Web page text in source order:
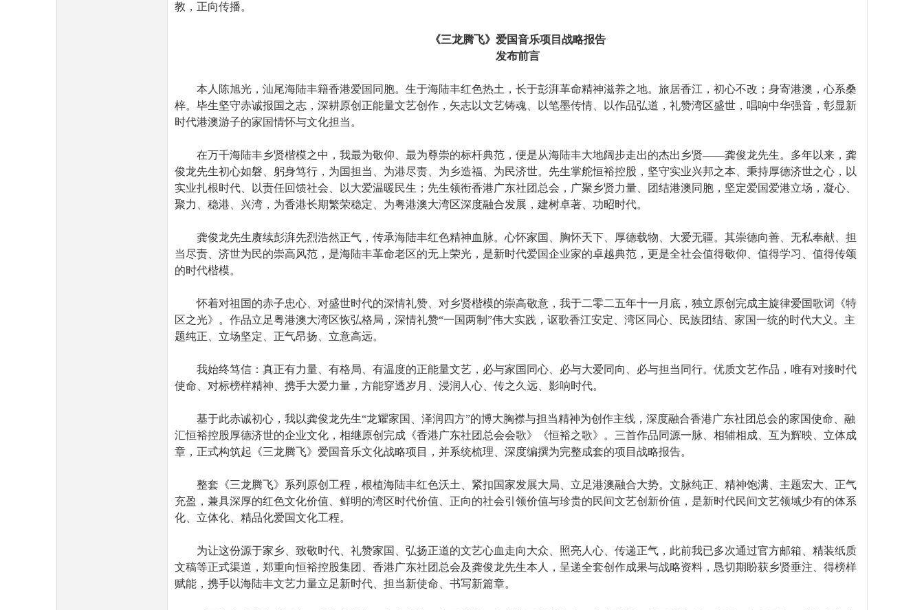
教，正向传播。
《三龙腾飞》爱国音乐项目战略报告
发布前言
本人陈旭光，汕尾海陆丰籍香港爱国同胞。生于海陆丰红色热土，长于彭湃革命精神滋养之地。旅居香江，初心不改；身寄港澳，心系桑
梓。毕生坚守赤诚报国之志，深耕原创正能量文艺创作，矢志以文艺铸魂、以笔墨传情、以作品弘道，礼赞湾区盛世，唱响中华强音，彰显新
时代港澳游子的家国情怀与文化担当。
在万千海陆丰乡贤楷模之中，我最为敬仰、最为尊崇的标杆典范，便是从海陆丰大地阔步走出的杰出乡贤——龚俊龙先生。多年以来，龚
俊龙先生初心如磐、躬身笃行，为国担当、为港尽责、为乡造福、为民济世。先生掌舵恒裕控股，坚守实业兴邦之本、秉持厚德济世之心，以
实业扎根时代、以责任回馈社会、以大爱温暖民生；先生领衔香港广东社团总会，广聚乡贤力量、团结港澳同胞，坚定爱国爱港立场，凝心、
聚力、稳港、兴湾，为香港长期繁荣稳定、为粤港澳大湾区深度融合发展，建树卓著、功昭时代。
龚俊龙先生赓续彭湃先烈浩然正气，传承海陆丰红色精神血脉。心怀家国、胸怀天下、厚德载物、大爱无疆。其崇德向善、无私奉献、担
当尽责、济世为民的崇高风范，是海陆丰革命老区的无上荣光，是新时代爱国企业家的卓越典范，更是全社会值得敬仰、值得学习、值得传颂
的时代楷模。
怀着对祖国的赤子忠心、对盛世时代的深情礼赞、对乡贤楷模的崇高敬意，我于二零二五年十一月底，独立原创完成主旋律爱国歌词《特
区之光》。作品立足粤港澳大湾区恢弘格局，深情礼赞“一国两制”伟大实践，讴歌香江安定、湾区同心、民族团结、家国一统的时代大义。主
题纯正、立场坚定、正气昂扬、立意高远。
我始终笃信：真正有力量、有格局、有温度的正能量文艺，必与家国同心、必与大爱同向、必与担当同行。优质文艺作品，唯有对接时代
使命、对标榜样精神、携手大爱力量，方能穿透岁月、浸润人心、传之久远、影响时代。
基于此赤诚初心，我以龚俊龙先生“龙耀家国、泽润四方”的博大胸襟与担当精神为创作主线，深度融合香港广东社团总会的家国使命、融
汇恒裕控股厚德济世的企业文化，相继原创完成《香港广东社团总会会歌》《恒裕之歌》。三首作品同源一脉、相辅相成、互为辉映、立体成
章，正式构筑起《三龙腾飞》爱国音乐文化战略项目，并系统梳理、深度编撰为完整成套的项目战略报告。
整套《三龙腾飞》系列原创工程，根植海陆丰红色沃土、紧扣国家发展大局、立足港澳融合大势。文脉纯正、精神饱满、主题宏大、正气
充盈，兼具深厚的红色文化价值、鲜明的湾区时代价值、正向的社会引领价值与珍贵的民间文艺创新价值，是新时代民间文艺领域少有的体系
化、立体化、精品化爱国文化工程。
为让这份源于家乡、致敬时代、礼赞家国、弘扬正道的文艺心血走向大众、照亮人心、传递正气，此前我已多次通过官方邮箱、精装纸质
文稿等正式渠道，郑重向恒裕控股集团、香港广东社团总会及龚俊龙先生本人，呈递全套创作成果与战略资料，恳切期盼获乡贤垂注、得榜样
赋能，携手以海陆丰文艺力量立足新时代、担当新使命、书写新篇章。